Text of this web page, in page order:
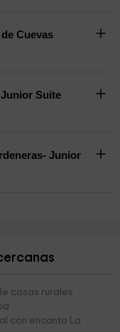
Suite
Junior
casas rurales
con encanto La